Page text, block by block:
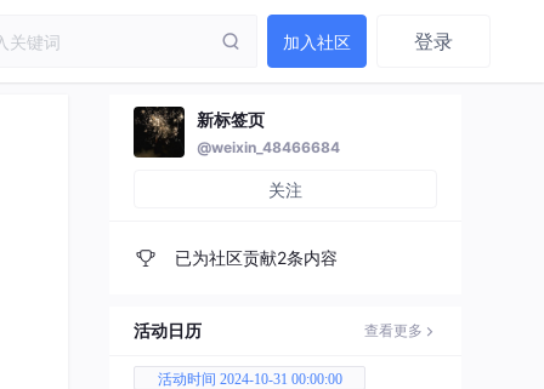
加入社区 登录
新标签页
@weixin_48466684
关注
已为社区贡献2条内容
活动日历 查看更多
活动时间 2024-10-31 00:00:00